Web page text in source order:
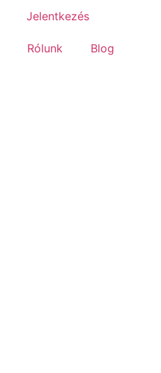
Jelentkezés
Rólunk Blog